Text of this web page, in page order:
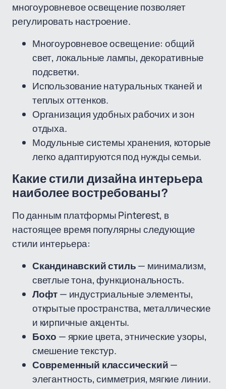
многоуровневое освещение позволяет
регулировать настроение.
Многоуровневое освещение: общий
свет, локальные лампы, декоративные
подсветки.
Использование натуральных тканей и
теплых оттенков.
Организация удобных рабочих и зон
отдыха.
Модульные системы хранения, которые
легко адаптируются под нужды семьи.
Какие стили дизайна интерьера
наиболее востребованы?
По данным платформы Pinterest, в
настоящее время популярны следующие
стили интерьера:
Скандинавский стиль— минимализм,
светлые тона, функциональность.
Лофт— индустриальные элементы,
открытые пространства, металлические
и кирпичные акценты.
Бохо — яркие цвета, этнические узоры,
смешение текстур.
Современный классический—
элегантность, симметрия, мягкие линии.